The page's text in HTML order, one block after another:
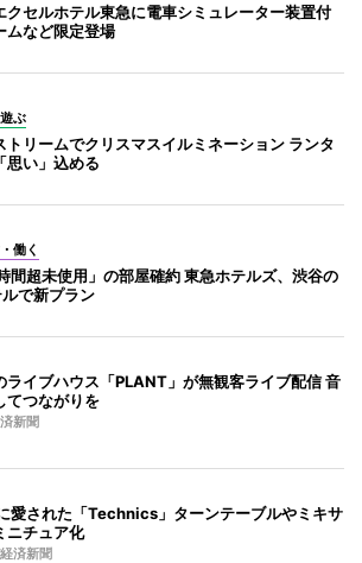
クセルホテル東急に電車シミュレーター装置付
ムなど限定登場
ぶ
トリームでクリスマスイルミネーション ランタ
思い」込める
働く
間超未使用」の部屋確約 東急ホテルズ、渋谷の
で新プラン
ライブハウス「PLANT」が無観客ライブ配信 音
てつながりを
新聞
愛された「Technics」ターンテーブルやミキサ
ニチュア化
済新聞